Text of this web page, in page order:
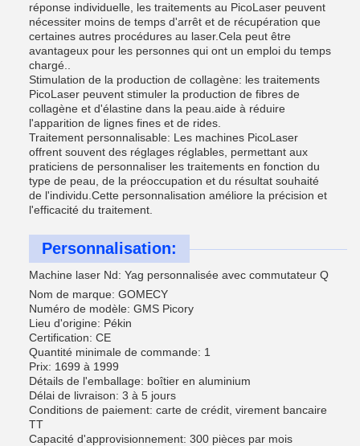
réponse individuelle, les traitements au PicoLaser peuvent
nécessiter moins de temps d'arrêt et de récupération que
certaines autres procédures au laser.Cela peut être
avantageux pour les personnes qui ont un emploi du temps
chargé..
Stimulation de la production de collagène: les traitements
PicoLaser peuvent stimuler la production de fibres de
collagène et d'élastine dans la peau.aide à réduire
l'apparition de lignes fines et de rides.
Traitement personnalisable: Les machines PicoLaser
offrent souvent des réglages réglables, permettant aux
praticiens de personnaliser les traitements en fonction du
type de peau, de la préoccupation et du résultat souhaité
de l'individu.Cette personnalisation améliore la précision et
l'efficacité du traitement.
Personnalisation:
Machine laser Nd: Yag personnalisée avec commutateur Q
Nom de marque: GOMECY
Numéro de modèle: GMS Picory
Lieu d'origine: Pékin
Certification: CE
Quantité minimale de commande: 1
Prix: 1699 à 1999
Détails de l'emballage: boîtier en aluminium
Délai de livraison: 3 à 5 jours
Conditions de paiement: carte de crédit, virement bancaire
TT
Capacité d'approvisionnement: 300 pièces par mois